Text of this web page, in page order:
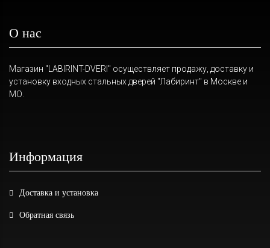
О нас
Магазин "LABIRINT-DVERI" осуществляет продажу, доставку и
установку входных стальных дверей "Лабиринт" в Москве и
МО.
Информация
Доставка и установка
Обратная связь